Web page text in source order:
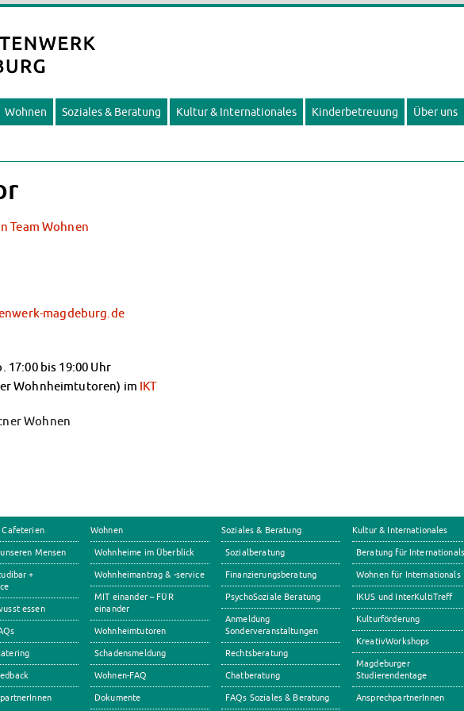
Wohnen Soziales & Beratung Kultur & Internationales Kinderbetreuung Über uns
Team Wohnen
magdeburg.de
17:00 bis 19:00 Uhr
Wohnheimtutoren) im IKT
Wohnen
Cafeterien
Mensen
+
essen
Wohnen
Wohnheime im Überblick
Wohnheimantrag & -service
MIT einander – FÜR
einander
Wohnheimtutoren
Schadensmeldung
Wohnen-FAQ
Dokumente
Soziales & Beratung
Sozialberatung
Finanzierungsberatung
PsychoSoziale Beratung
Anmeldung
Sonderveranstaltungen
Rechtsberatung
Chatberatung
FAQs Soziales & Beratung
Kultur & Internationales
Beratung für Internationals
Wohnen für Internationals
IKUS und InterKultiTreff
Kulturförderung
KreativWorkshops
Magdeburger
Studierendentage
AnsprechpartnerInnen